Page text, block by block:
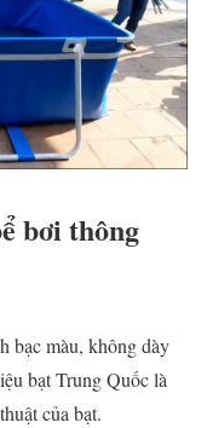
bơi thông
bạc màu, không dày
bạt Trung Quốc là
của bạt.